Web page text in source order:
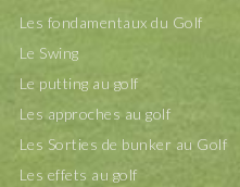
Les fondamentaux du Golf
Le Swing
Le putting au golf
Les approches au golf
Les Sorties de bunker au Golf
Les effets au golf